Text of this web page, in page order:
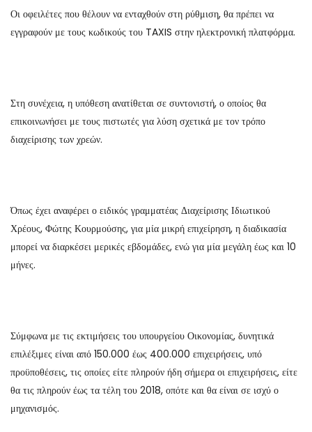
Οι οφειλέτες που θέλουν να ενταχθούν στη ρύθμιση, θα πρέπει να
εγγραφούν με τους κωδικούς του TAXIS στην ηλεκτρονική πλατφόρμα.
Στη συνέχεια, η υπόθεση ανατίθεται σε συντονιστή, ο οποίος θα
επικοινωνήσει με τους πιστωτές για λύση σχετικά με τον τρόπο
διαχείρισης των χρεών.
Όπως έχει αναφέρει ο ειδικός γραμματέας Διαχείρισης Ιδιωτικού
Χρέους, Φώτης Κουρμούσης, για μία μικρή επιχείρηση, η διαδικασία
μπορεί να διαρκέσει μερικές εβδομάδες, ενώ για μία μεγάλη έως και 10
μήνες.
Σύμφωνα με τις εκτιμήσεις του υπουργείου Οικονομίας, δυνητικά
επιλέξιμες είναι από 150.000 έως 400.000 επιχειρήσεις, υπό
προϋποθέσεις, τις οποίες είτε πληρούν ήδη σήμερα οι επιχειρήσεις, είτε
θα τις πληρούν έως τα τέλη του 2018, οπότε και θα είναι σε ισχύ ο
μηχανισμός.